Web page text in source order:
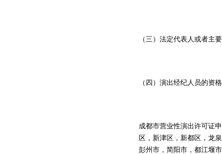
（三）法定代表人或者主
（四）演出经纪人员的资
成都市营业性演出许可证
区，新津区，新都区，龙
彭州市，简阳市，都江堰